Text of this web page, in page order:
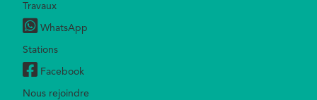
Travaux
WhatsApp
Stations
Facebook
Nous rejoindre